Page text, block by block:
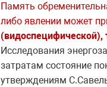
Память
либо явлении может
(видоспецифической),
Исследования
затратам состояние
утверждениям